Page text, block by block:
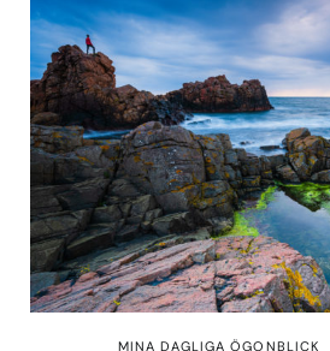
MINA DAGLIGA ÖGONBLICK